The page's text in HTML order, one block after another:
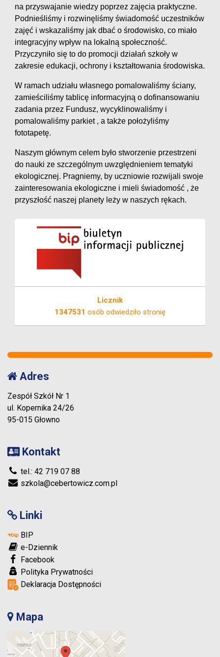
na przyswajanie wiedzy poprzez zajęcia praktyczne.
Podnieśliśmy i rozwinęliśmy świadomość uczestników
zajęć i wskazaliśmy jak dbać o środowisko, co miało
integracyjny wpływ na lokalną społeczność.
Przyczyniło się to do promocji działań szkoły w
zakresie edukacji, ochrony i kształtowania środowiska.
W ramach udziału własnego pomalowaliśmy ściany,
zamieściliśmy tablicę informacyjną o dofinansowaniu
zadania przez Fundusz, wycyklinowaliśmy i
pomalowaliśmy parkiet , a także położyliśmy
fototapetę.
Naszym głównym celem było stworzenie przestrzeni
do nauki ze szczególnym uwzględnieniem tematyki
ekologicznej. Pragniemy, by uczniowie rozwijali swoje
zainteresowania ekologiczne i mieli świadomość , że
przyszłość naszej planety leży w naszych rękach.
Licznik
1347531 osób odwiedziło stronię
Adres
Zespół Szkół Nr 1
ul. Kopernika 24/26
95-015 Głowno
Kontakt
tel.: 42 719 07 88
szkola@cebertowicz.com.pl
Linki
BIP
e-Dziennik
Facebook
Polityka Prywatności
Deklaracja Dostępności
Mapa